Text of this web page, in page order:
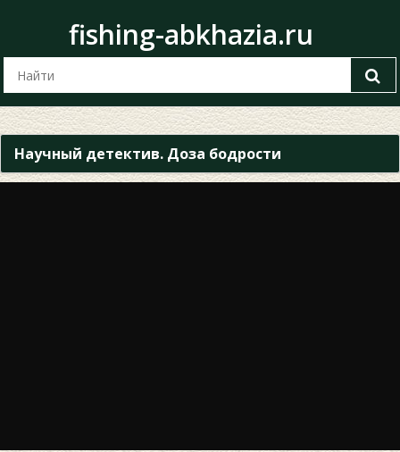
fishing-abkhazia.ru
Научный детектив. Доза бодрости